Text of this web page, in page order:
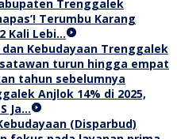
Terumbu Karang
Kali Lebi…
Anjlok 14% di 2025,
Ja…